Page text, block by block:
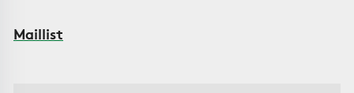
Maillist